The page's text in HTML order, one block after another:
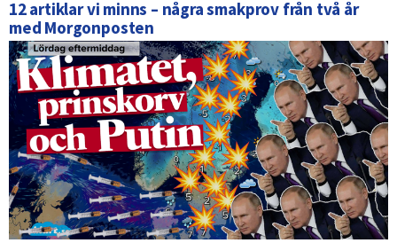
12 artiklar vi minns – några smakprov från två år
med Morgonposten